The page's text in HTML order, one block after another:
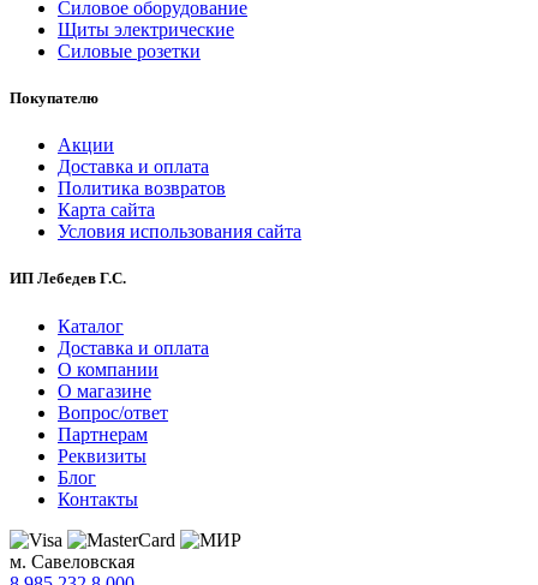
Силовое оборудование
Щиты электрические
Силовые розетки
Покупателю
Акции
Доставка и оплата
Политика возвратов
Карта сайта
Условия использования сайта
ИП Лебедев Г.С.
Каталог
Доставка и оплата
О компании
О магазине
Вопрос/ответ
Партнерам
Реквизиты
Блог
Контакты
м. Савеловская